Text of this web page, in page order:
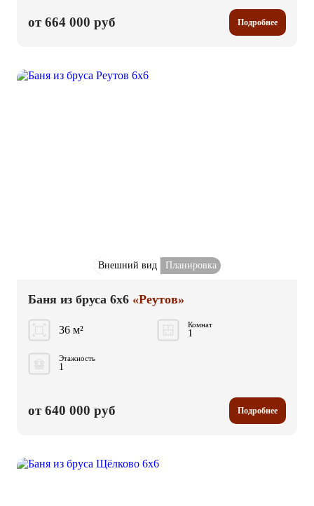
от 664 000 руб Подробнее
Внешний вид Планировка
Баня из бруса 6x6 «Реутов»
36 м² Комнат
1
Этажность
1
от 640 000 руб Подробнее